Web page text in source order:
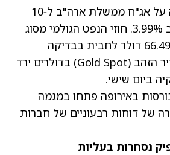
ראוי לציין שהתשואה על אג"ח ממשלת ארה"ב ל‑10
שנים ירדה ונעה סביב 3.99%. חוזי הנפט הגולמי מסוג
WTI עלו, ונעו סביב 66.49 דולר לחבית בבדיקה
האחרונה. בנוסף, מחיר הזהב (Gold Spot) בדולרים ירד
באירופה פתחו במגמה
של דוחות רבעוניים של חברות
נסחרות בעליות